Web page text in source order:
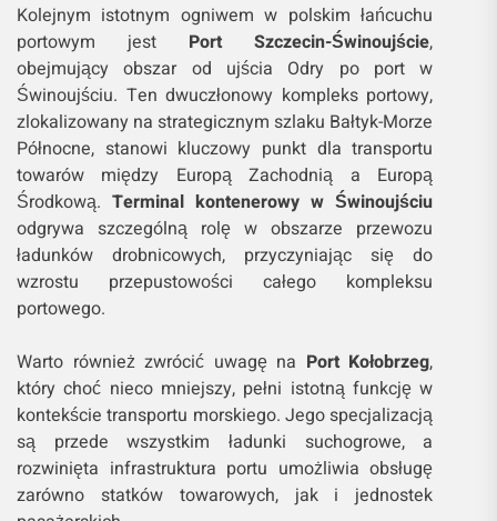
Kolejnym istotnym ogniwem w polskim łańcuchu
portowym jest Port Szczecin-Świnoujście,
obejmujący obszar od ujścia Odry po port w
Świnoujściu. Ten dwuczłonowy kompleks portowy,
zlokalizowany na strategicznym szlaku Bałtyk-Morze
Północne, stanowi kluczowy punkt dla transportu
towarów między Europą Zachodnią a Europą
Środkową.Terminal kontenerowy w Świnoujściu
odgrywa szczególną rolę w obszarze przewozu
ładunków drobnicowych, przyczyniając się do
wzrostu przepustowości całego kompleksu
portowego.
Warto również zwrócić uwagę na Port Kołobrzeg,
który choć nieco mniejszy, pełni istotną funkcję w
kontekście transportu morskiego. Jego specjalizacją
są przede wszystkim ładunki suchogrowe, a
rozwinięta infrastruktura portu umożliwia obsługę
zarówno statków towarowych, jak i jednostek